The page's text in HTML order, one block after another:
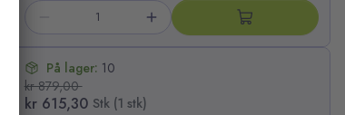
kr 879,00
kr 615,30 Stk (1 stk)
På lager: 10